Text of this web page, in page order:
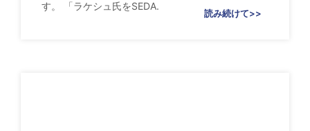
す。 「ラケシュ氏をSEDA.
読み続けて>>